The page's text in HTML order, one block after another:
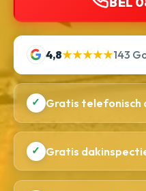
4,8★★★★★143
✓ Gratis telefonisch
✓ Gratis